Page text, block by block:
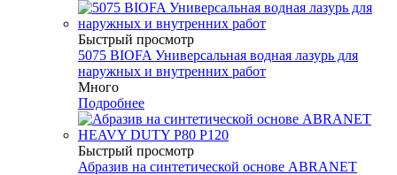
Быстрый просмотр
5075 BIOFA Универсальная водная лазурь для
наружных и внутренних работ
Много
Подробнее
Быстрый просмотр
Абразив на синтетической основе ABRANET